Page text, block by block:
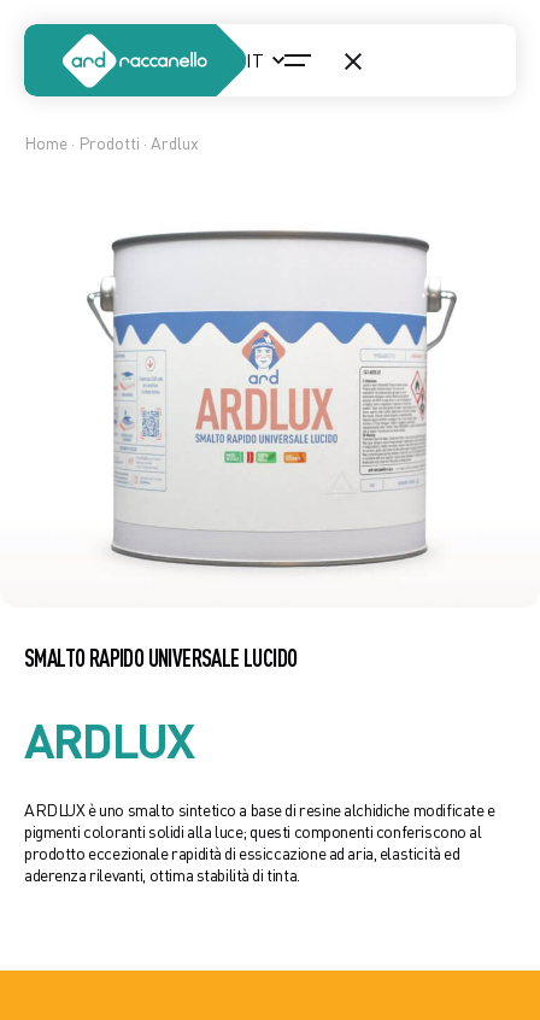
Home · Prodotti · Ardlux
SMALTO RAPIDO UNIVERSALE LUCIDO
ARDLUX
ARDLUX è uno smalto sintetico a base di resine alchidiche modificate e
pigmenti coloranti solidi alla luce; questi componenti conferiscono al
prodotto eccezionale rapidità di essiccazione ad aria, elasticità ed
aderenza rilevanti, ottima stabilità di tinta.